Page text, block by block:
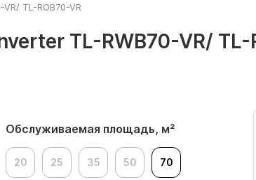
VR/ TL-ROB70-VR
TL-RWB70-VR/ TL-
Обслуживаемая площадь, м²
20 25 35 50 70